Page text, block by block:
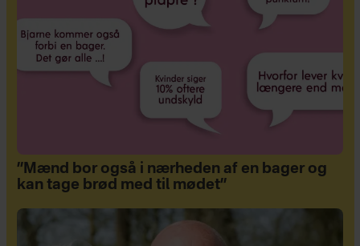
”Mænd bor også i nærheden af en bager og
kan tage brød med til mødet”